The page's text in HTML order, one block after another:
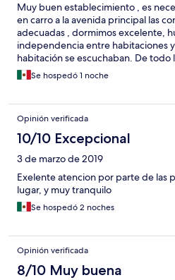
Muy buen establecimiento , es
en carro a la avenida principal las
adecuadas , dormimos excelente,
independencia entre habitaciones
habitación se escuchaban. De todo
personas que nos recibieron.
Se hospedó 1 noche
Opinión verificada
10/10 Excepcional
3 de marzo de 2019
Exelente atencion por parte de las
lugar, y muy tranquilo
Se hospedó 2 noches
Opinión verificada
8/10 Muy buena